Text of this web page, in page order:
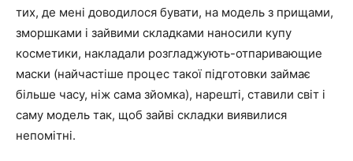
тих, де мені доводилося бувати, на модель з прищами,
зморшками і зайвими складками наносили купу
косметики, накладали розгладжують-отпаривающие
маски (найчастіше процес такої підготовки займає
більше часу, ніж сама зйомка), нарешті, ставили світ і
саму модель так, щоб зайві складки виявилися
непомітні.